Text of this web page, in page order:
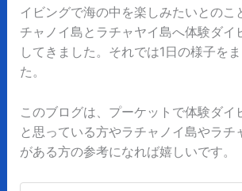
イビングで海の中を楽しみたいとのこ
チャノイ島とラチャヤイ島へ体験ダイ
してきました。それでは1日の様子を
た。
このブログは、プーケットで体験ダイ
と思っている方やラチャノイ島やラチ
がある方の参考になれば嬉しいです。